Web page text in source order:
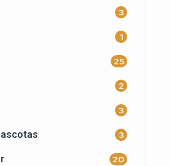
3
1
25
2
3
3
20